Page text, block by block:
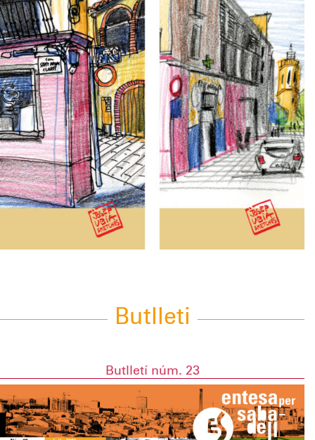
Butlleti
Butlletí núm. 23